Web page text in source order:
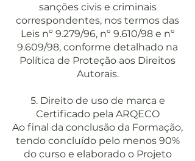
sanções civis e criminais
correspondentes, nos termos das
Leis nº 9.279/96, nº 9.610/98 e nº
9.609/98, conforme detalhado na
Política de Proteção aos Direitos
Autorais.
5. Direito de uso de marca e
Certificado pela ARQECO
Ao final da conclusão da Formação,
tendo concluído pelo menos 90%
do curso e elaborado o Projeto